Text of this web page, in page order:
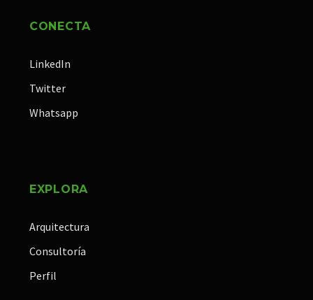
CONECTA
LinkedIn
Twitter
Whatsapp
EXPLORA
Arquitectura
Consultoría
Perfil